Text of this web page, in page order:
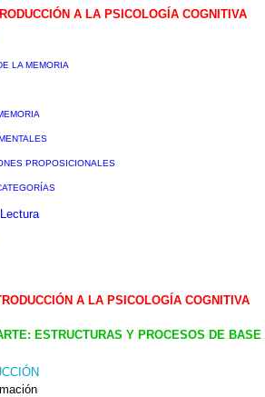
A LA PSICOLOGÍA COGNITIVA
LA MEMORIA
PROPOSICIONALES
Lectura
A LA PSICOLOGÍA COGNITIVA
ESTRUCTURAS Y PROCESOS DE BASE